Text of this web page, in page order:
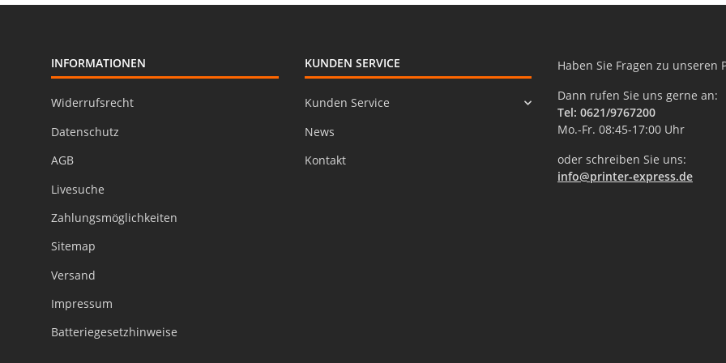
INFORMATIONEN
Widerrufsrecht
Datenschutz
AGB
Livesuche
Zahlungsmöglichkeiten
Sitemap
Versand
Impressum
Batteriegesetzhinweise
KUNDEN SERVICE
Kunden Service
News
Kontakt
Haben Sie Fragen zu unseren
Dann rufen Sie uns gerne an:
Tel: 0621/9767200
Mo.-Fr. 08:45-17:00 Uhr
oder schreiben Sie uns:
info@printer-express.de